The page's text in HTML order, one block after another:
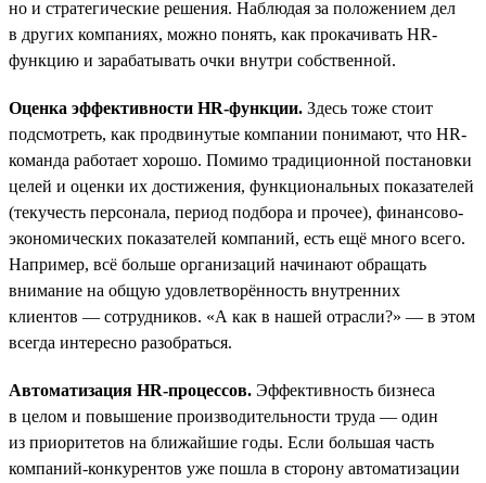
но и стратегические решения. Наблюдая за положением дел
в других компаниях, можно понять, как прокачивать HR-
функцию и зарабатывать очки внутри собственной.
Оценка эффективности HR-функции. Здесь тоже стоит
подсмотреть, как продвинутые компании понимают, что HR-
команда работает хорошо. Помимо традиционной постановки
целей и оценки их достижения, функциональных показателей
(текучесть персонала, период подбора и прочее), финансово-
экономических показателей компаний, есть ещё много всего.
Например, всё больше организаций начинают обращать
внимание на общую удовлетворённость внутренних
клиентов — сотрудников. «А как в нашей отрасли?» — в этом
всегда интересно разобраться.
Автоматизация HR-процессов. Эффективность бизнеса
в целом и повышение производительности труда — один
из приоритетов на ближайшие годы. Если большая часть
компаний-конкурентов уже пошла в сторону автоматизации